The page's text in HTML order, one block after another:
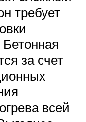
требует
за счет
всей